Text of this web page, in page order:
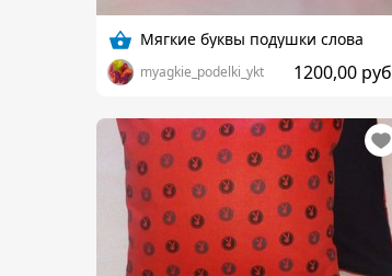
Мягкие буквы подушки слова
myagkie_podelki_ykt 1200,00 руб